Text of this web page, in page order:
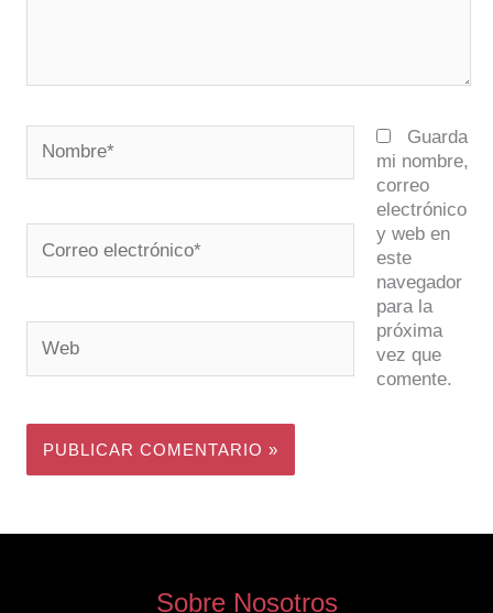
electrónico*
Guarda
mi nombre,
correo
electrónico
y web en
este
navegador
para la
próxima
vez que
comente.
Sobre Nosotros